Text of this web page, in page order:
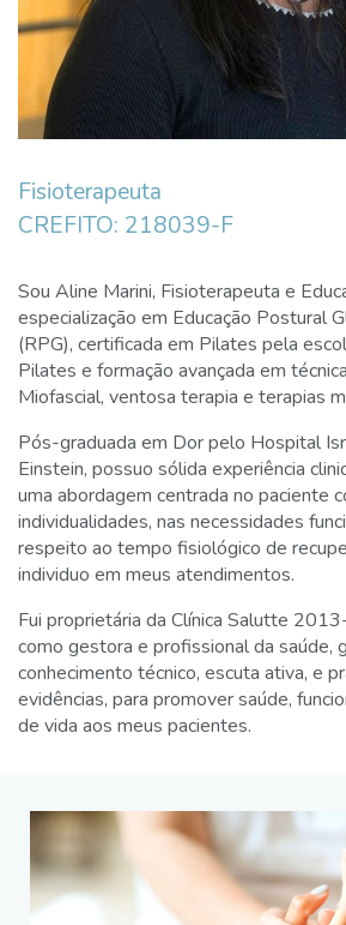
Fisioterapeuta
CREFITO: 218039-F
Sou Aline Marini, Fisioterapeuta e
especialização em Educação Postural
(RPG), certificada em Pilates pela
Pilates e formação avançada em
Miofascial, ventosa terapia e terapias
Pós-graduada em Dor pelo Hospital
Einstein, possuo sólida experiência
uma abordagem centrada no paciente
individualidades, nas necessidades
respeito ao tempo fisiológico de
individuo em meus atendimentos.
Fui proprietária da Clínica Salutte
como gestora e profissional da saúde,
conhecimento técnico, escuta ativa, e
evidências, para promover saúde,
de vida aos meus pacientes.